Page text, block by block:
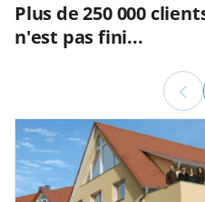
Plus de 250 000
n'est pas fini...